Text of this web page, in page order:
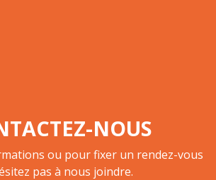
NOUS
ou pour fixer un rendez-vous
pas à nous joindre.